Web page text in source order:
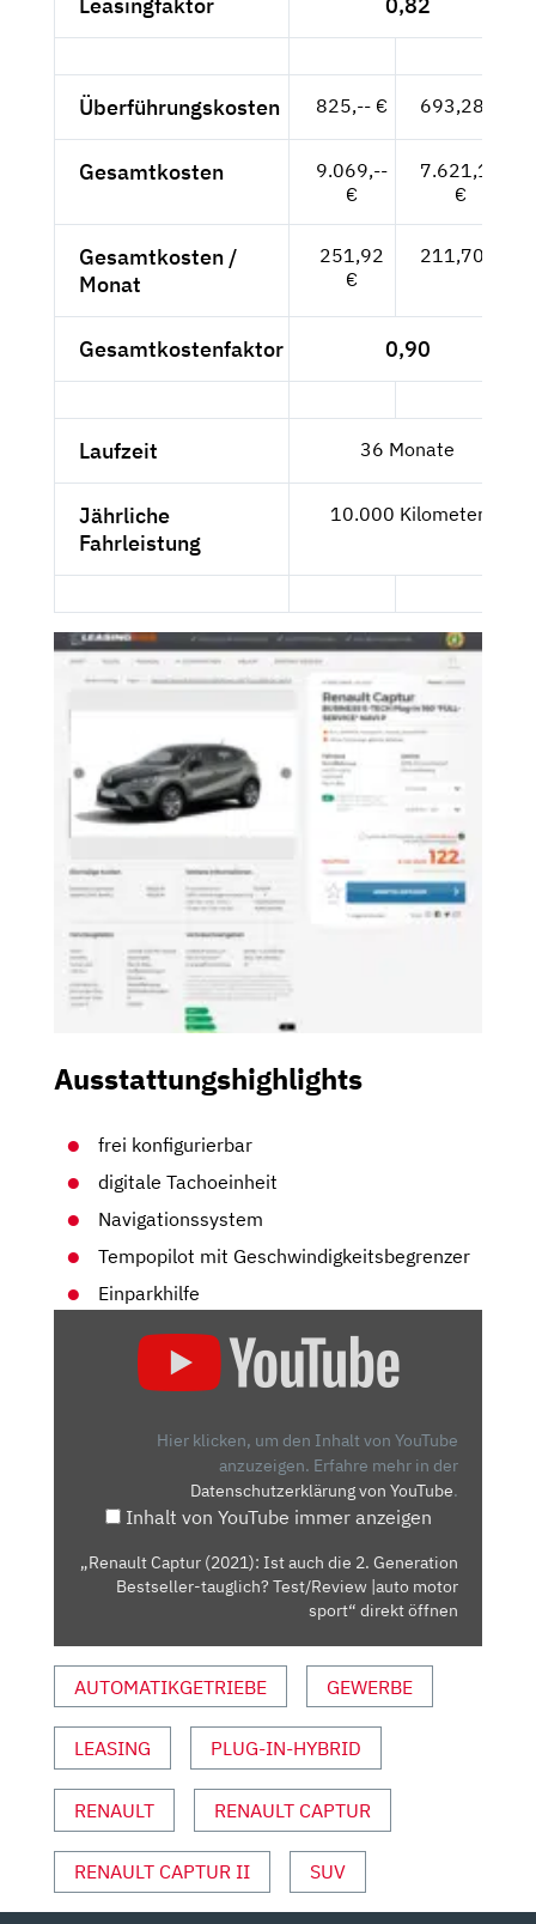
Leasingfaktor 0,82
Überführungskosten 825,-- € 693,28 €
Gesamtkosten
9.069,--
€
7.621,12
€
Gesamtkosten /
Monat
251,92
€
211,70 €
Gesamtkostenfaktor 0,90
Laufzeit 36 Monate
Jährliche
Fahrleistung
10.000 Kilometer
Ausstattungshighlights
frei konfigurierbar
digitale Tachoeinheit
Navigationssystem
Tempopilot mit Geschwindigkeitsbegrenzer
Einparkhilfe
GENERATION
BESTSELLER-
TAUGLICH?
MOTOR
SPORT“
VON
YOUTUBE
Hier klicken, um den Inhalt von YouTube
anzuzeigen. Erfahre mehr in der
Datenschutzerklärung von YouTube.
Inhalt von YouTube immer anzeigen
„Renault Captur (2021): Ist auch die 2. Generation
Bestseller-tauglich? Test/Review |auto motor
sport“ direkt öffnen
AUTOMATIKGETRIEBE GEWERBE
LEASING PLUG-IN-HYBRID
RENAULT RENAULT CAPTUR
RENAULT CAPTUR II SUV